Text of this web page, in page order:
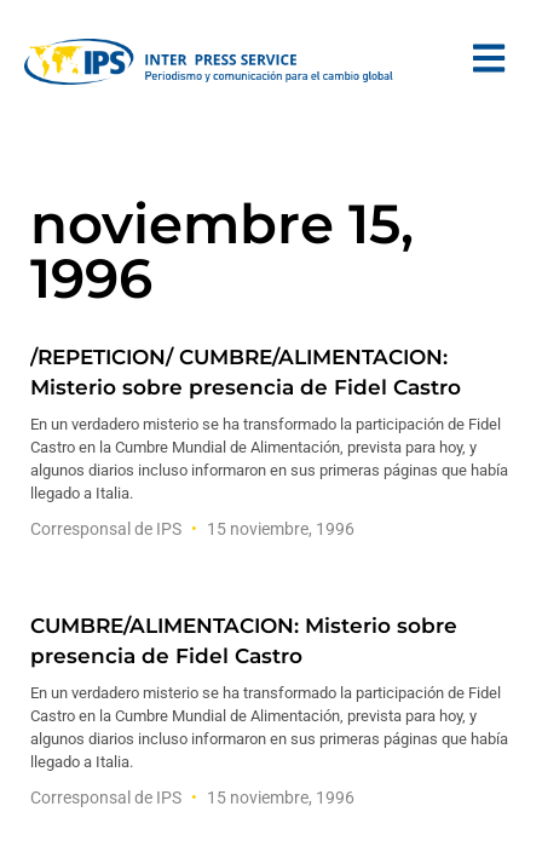
noviembre 15,
1996
/REPETICION/ CUMBRE/ALIMENTACION:
Misterio sobre presencia de Fidel Castro
En un verdadero misterio se ha transformado la participación de Fidel
Castro en la Cumbre Mundial de Alimentación, prevista para hoy, y
algunos diarios incluso informaron en sus primeras páginas que había
llegado a Italia.
Corresponsal de IPS 15 noviembre, 1996
CUMBRE/ALIMENTACION: Misterio sobre
presencia de Fidel Castro
En un verdadero misterio se ha transformado la participación de Fidel
Castro en la Cumbre Mundial de Alimentación, prevista para hoy, y
algunos diarios incluso informaron en sus primeras páginas que había
llegado a Italia.
Corresponsal de IPS 15 noviembre, 1996